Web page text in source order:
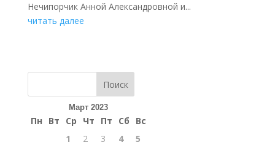
Нечипорчик Анной Александровной и...
читать далее
Поиск
Март 2023
Пн Вт Ср Чт Пт Сб
Вс
1
2 3 4
5